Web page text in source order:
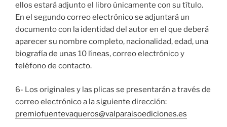
ellos estará adjunto el libro únicamente con su título.
En el segundo correo electrónico se adjuntará un
documento con la identidad del autor en el que deberá
aparecer su nombre completo, nacionalidad, edad, una
biografía de unas 10 líneas, correo electrónico y
teléfono de contacto.
6- Los originales y las plicas se presentarán a través de
correo electrónico a la siguiente dirección:
premiofuentevaqueros@valparaisoediciones.es